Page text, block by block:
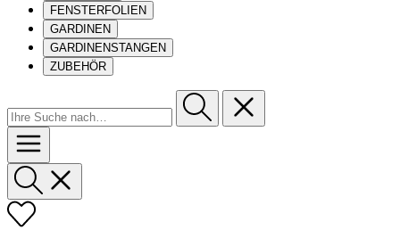
FENSTERFOLIEN
GARDINEN
GARDINENSTANGEN
ZUBEHÖR